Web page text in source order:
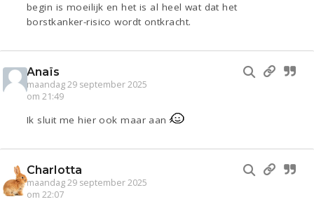
begin is moeilijk en het is al heel wat dat het
borstkanker-risico wordt ontkracht.
Anaïs
maandag 29 september 2025
om 21:49
Ik sluit me hier ook maar aan
Charlotta
maandag 29 september 2025
om 22:07